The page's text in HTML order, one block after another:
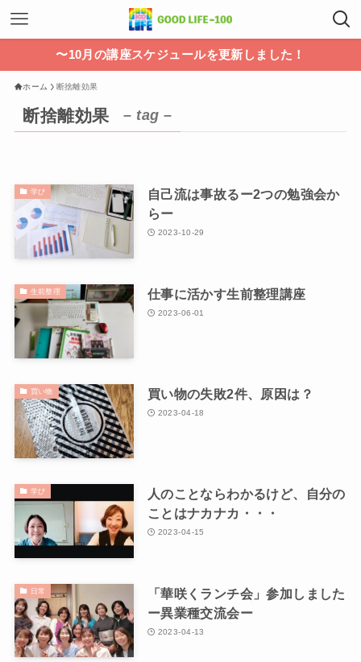
〜10月の講座スケジュールを更新しました！
ホーム 断捨離効果
断捨離効果 – tag –
学び
自己流は事故るー2つの勉強会か
らー
2023-10-29
生前整理 仕事に活かす生前整理講座
2023-06-01
買い物 買い物の失敗2件、原因は？
2023-04-18
学び
人のことならわかるけど、自分の
ことはナカナカ・・・
2023-04-15
日常
「華咲くランチ会」参加しました
ー異業種交流会ー
2023-04-13